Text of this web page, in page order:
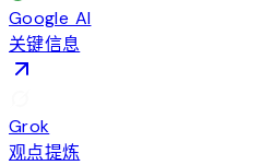
Google AI
关键信息
Grok
观点提炼